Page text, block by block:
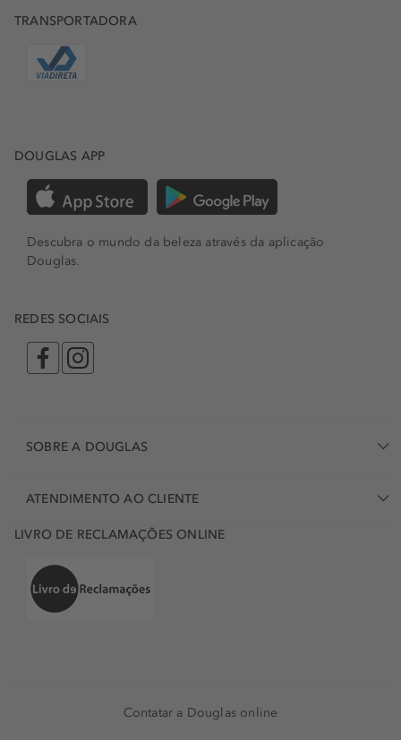
TRANSPORTADORA
DOUGLAS APP
Descubra o mundo da beleza através da aplicação
Douglas.
REDES SOCIAIS
SOBRE A DOUGLAS
ATENDIMENTO AO CLIENTE
LIVRO DE RECLAMAÇÕES ONLINE
Contatar a Douglas online